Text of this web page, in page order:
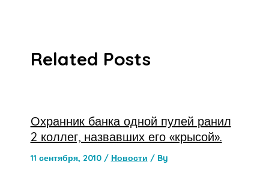
Related Posts
Охранник банка одной пулей ранил
2 коллег, назвавших его «крысой».
11 сентября, 2010 / Новости / By